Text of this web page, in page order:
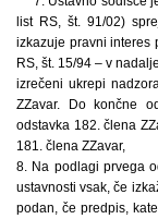
list RS, št. 91/02)
izkazuje pravni interes
RS, št. 15/94 – v
izrečeni ukrepi
ZZavar. Do končne
odstavka 182. člena
181. člena ZZavar,
8. Na podlagi prvega
ustavnosti vsak, če
podan, če predpis,